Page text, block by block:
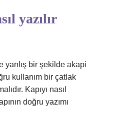
yazılır
yanlış bir şekilde akapi
kullanım bir çatlak
Kapıyı nasıl
doğru yazımı